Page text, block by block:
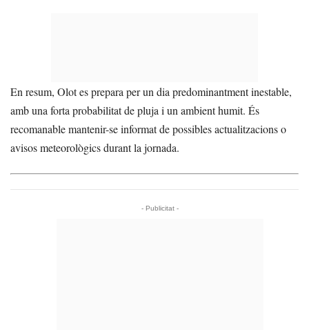
En resum, Olot es prepara per un dia predominantment inestable,
amb una forta probabilitat de pluja i un ambient humit. És
recomanable mantenir-se informat de possibles actualitzacions o
avisos meteorològics durant la jornada.
- Publicitat -